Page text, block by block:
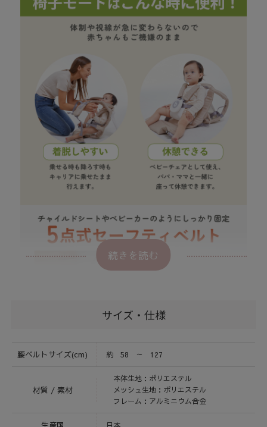
続きを読む
サイズ・仕様
腰ベルトサイズ(cm) 約 58 ～ 127
材質 / 素材
本体生地：ポリエステル
メッシュ生地：ポリエステル
フレーム：アルミニウム合金
日本